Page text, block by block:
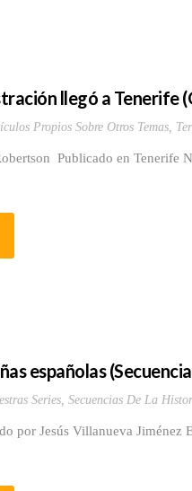
llegó a Tenerife
Propios Sobre Otros Temas,
Publicado en Tenerife
españolas
Series, Secuencias De La
por Jesús Villanueva Jiménez